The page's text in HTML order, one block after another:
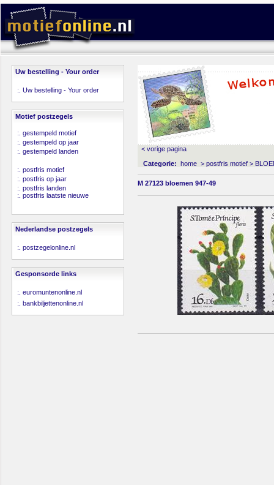
Uw bestelling - Your order
:. Uw bestelling - Your order
Motief postzegels
:. gestempeld motief
:. gestempeld op jaar
:. gestempeld landen
:. postfris motief
:. postfris op jaar
:. postfris landen
:. postfris laatste nieuwe
Nederlandse postzegels
:. postzegelonline.nl
Gesponsorde links
:. euromuntenonline.nl
:. bankbiljettenonline.nl
< vorige pagina
Categorie: home > postfris motief >
M 27123 bloemen 947-49